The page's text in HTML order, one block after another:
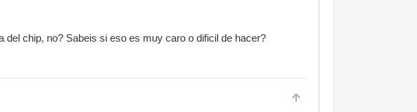
del chip, no? Sabeis si eso es muy caro o dificil de hacer?